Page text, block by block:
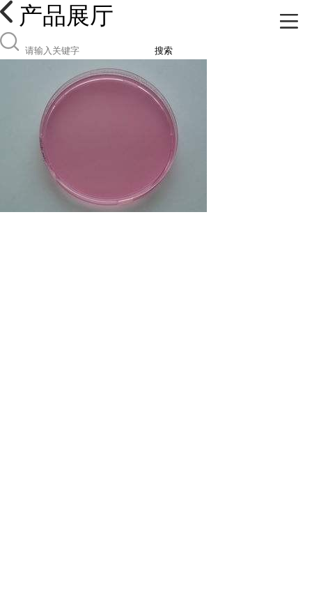
产品展厅
搜索